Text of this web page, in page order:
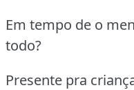
Em tempo de o
todo?
Presente pra